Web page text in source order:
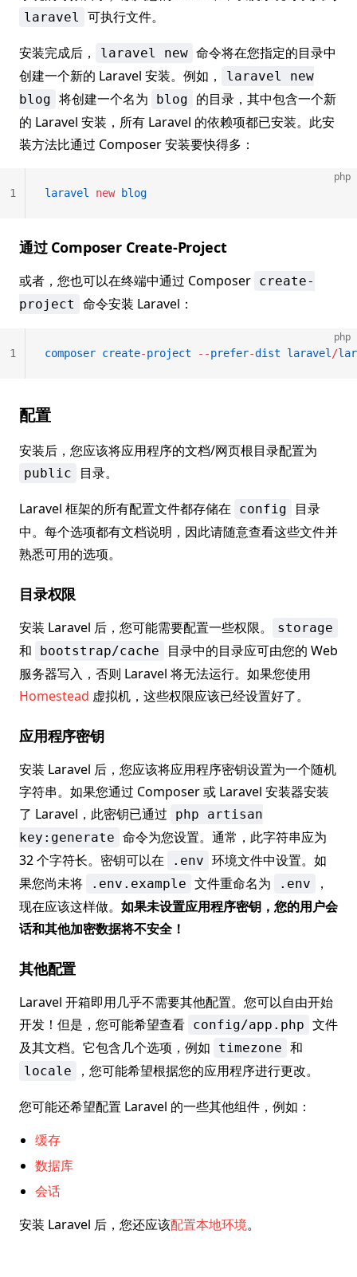
laravel 可执行文件。
安装完成后， laravel new 命令将在您指定的目录中
创建一个新的 Laravel 安装。例如，
laravel new
blog 将创建一个名为 blog
的目录，其中包含一个新
的 Laravel 安装，所有 Laravel 的依赖项都已安装。此安
装方法比通过 Composer 安装要快得多：
php
laravel new blog
1
通过 Composer Create-Project
或者，您也可以在终端中通过 Composer create-
project
命令安装 Laravel：
php
composer create-project --prefer-dist laravel /
1
配置
安装后，您应该将应用程序的文档/网页根目录配置为
public 目录。
Laravel 框架的所有配置文件都存储在 config
目录
中。每个选项都有文档说明，因此请随意查看这些文件并
熟悉可用的选项。
目录权限
安装 Laravel 后，您可能需要配置一些权限。 storage
和 bootstrap/cache
目录中的目录应可由您的 Web
服务器写入，否则 Laravel 将无法运行。如果您使用
Homestead 虚拟机，这些权限应该已经设置好了。
应用程序密钥
安装 Laravel 后，您应该将应用程序密钥设置为一个随机
字符串。如果您通过 Composer 或 Laravel 安装器安装
了 Laravel，此密钥已通过
php artisan
key:generate 命令为您设置。通常，此字符串应为
32 个字符长。密钥可以在
.env 环境文件中设置。如
果您尚未将
.env.example 文件重命名为 .env
，
现在应该这样做。 如果未设置应用程序密钥，您的用户会
话和其他加密数据将不安全！
其他配置
Laravel 开箱即用几乎不需要其他配置。您可以自由开始
开发！但是，您可能希望查看 config/app.php 文件
及其文档。它包含几个选项，例如
timezone 和
locale ，您可能希望根据您的应用程序进行更改。
您可能还希望配置 Laravel 的一些其他组件，例如：
缓存
数据库
会话
安装 Laravel 后，您还应该配置本地环境。